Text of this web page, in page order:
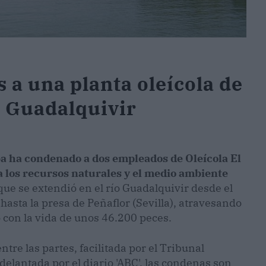
a una planta oleícola de
Guadalquivir
ha condenado a dos empleados de Oleícola El
recursos naturales y el medio ambiente
se extendió en el río Guadalquivir desde el
la presa de Peñaflor (Sevilla), atravesando
la vida de unos 46.200 peces.
las partes, facilitada por el Tribunal
por el diario 'ABC', las condenas son